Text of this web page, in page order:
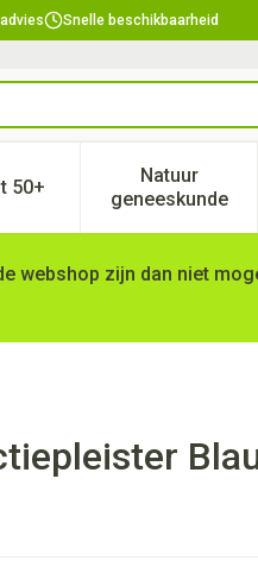
Snelle beschikbaarheid
categorieen kinderen
50+submenu voor Vitaliteit
Natuur
geneeskunde
Toon
zijn dan niet
4072t